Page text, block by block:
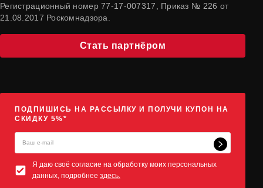
Регистрационный номер 77-17-007317, Приказ № 226 от
21.08.2017 Роскомнадзора.
Стать партнёром
ПОДПИШИСЬ НА РАССЫЛКУ И ПОЛУЧИ КУПОН НА
СКИДКУ 5%*
Я даю своё согласие на обработку моих персональных
данных, подробнее здесь.